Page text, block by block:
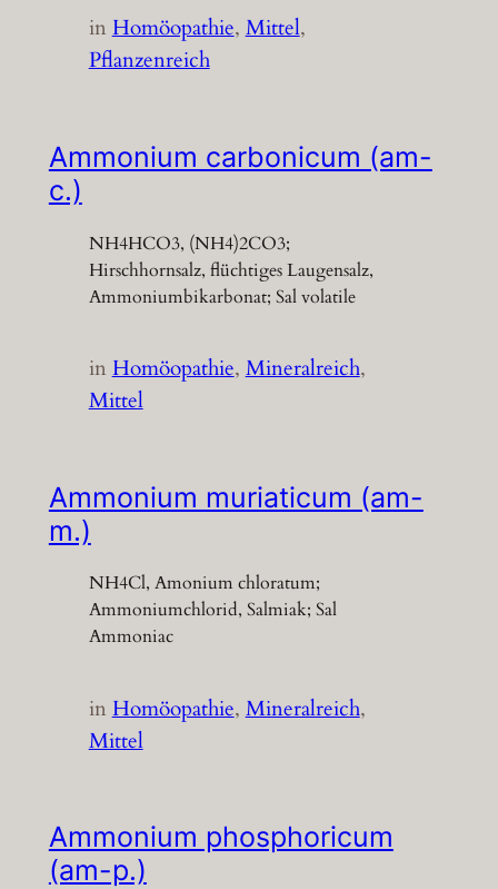
inHomöopathie, Mittel
Pflanzenreich
Ammonium carbonicum (am-
c.)
NH4HCO3, (NH4)2CO3;
Hirschhornsalz, flüchtiges Laugensalz,
Ammoniumbikarbonat; Sal volatile
inHomöopathie, Mineralreich
Mittel
Ammonium muriaticum (am-
m.)
NH4Cl, Amonium chloratum;
Ammoniumchlorid, Salmiak; Sal
Ammoniac
inHomöopathie, Mineralreich
Mittel
Ammonium phosphoricum
(am-p.)